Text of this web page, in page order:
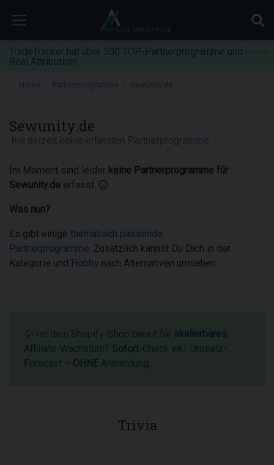
TradeTracker hat über 500 TOP-Partnerprogramme und
Real Attribution!
Home Partnerprogramme
Sewunity.de
Im Moment sind leider keine Partnerprogramme für
Sewunity.de erfasst.
Was nun?
Es gibt einige thematisch passende
Partnerprogramme. Zusätzlich kannst Du Dich in der
Kategorie und Hobby nach Alternativen umsehen.
💡 Ist dein Shopify-Shop bereit für skalierbares
Affiliate-Wachstum? Sofort-Check inkl. Umsatz-
Forecast – OHNE Anmeldung.
Trivia